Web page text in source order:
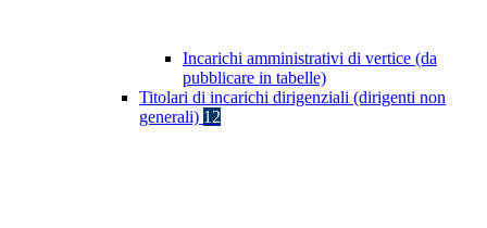
Incarichi amministrativi di vertice (da
pubblicare in tabelle)
Titolari di incarichi dirigenziali (dirigenti non
generali) 12